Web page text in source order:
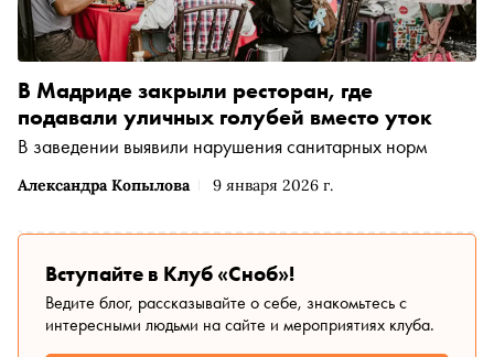
Александра Копылова 9 января 2026 г.
В Мадриде закрыли ресторан, где
подавали уличных голубей вместо уток
В заведении выявили нарушения санитарных норм
Вступайте в Клуб «Сноб»!
Ведите блог, рассказывайте о себе, знакомьтесь с
интересными людьми на сайте и мероприятиях клуба.